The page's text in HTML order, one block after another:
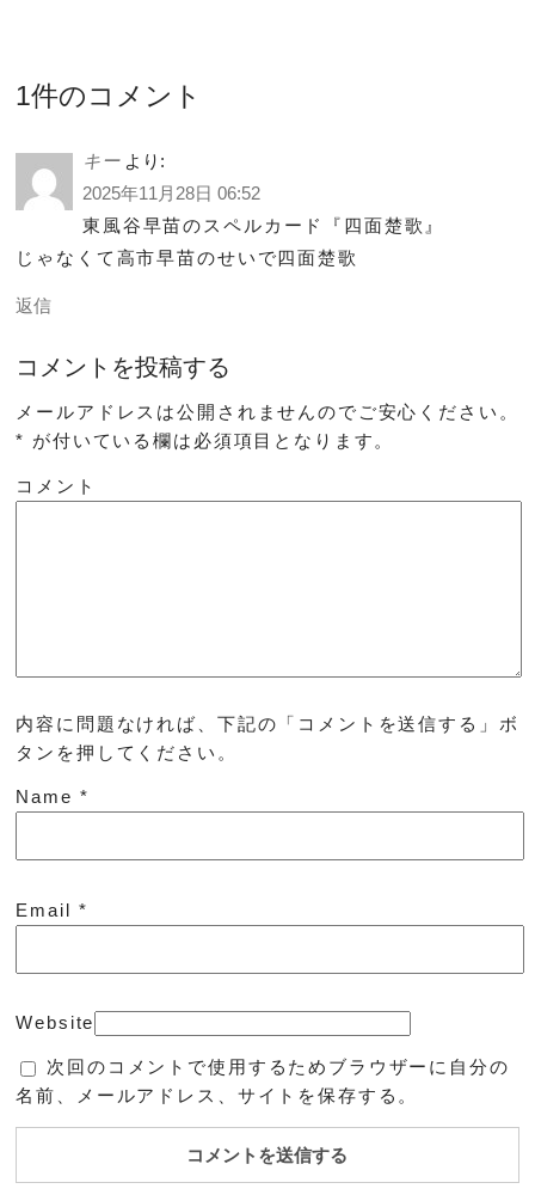
1件のコメント
キー より:
2025年11月28日 06:52
東風谷早苗のスペルカード『四面楚歌』
じゃなくて高市早苗のせいで四面楚歌
返信
コメントを投稿する
メールアドレスは公開されませんのでご安心ください。
* が付いている欄は必須項目となります。
コメント
内容に問題なければ、下記の「コメントを送信する」ボ
タンを押してください。
Name *
Email *
Website
次回のコメントで使用するためブラウザーに自分の
名前、メールアドレス、サイトを保存する。